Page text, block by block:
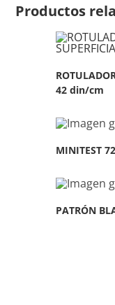
Productos
42 din/cm
MINITEST
PATRÓN